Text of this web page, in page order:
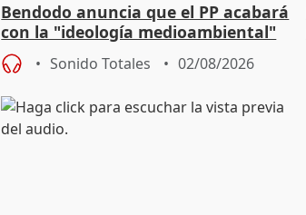
Bendodo anuncia que el PP acabará
con la "ideología medioambiental"
para regenerar las playas
Sonido Totales 02/08/2026